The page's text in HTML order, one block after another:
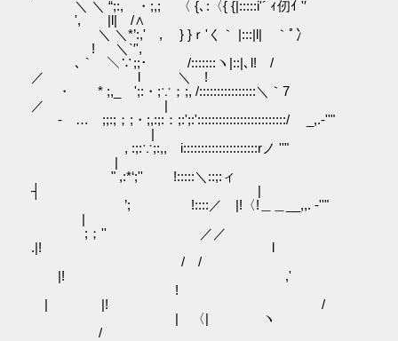
＼ ＼ “;:, ・;,; 〈 {､:〈{ {|:::::i'´ ｨ仞ｲ '′
', |l| /∧
＼ ＼*’:,' , } }ｒ'く｀ |:::|l| ｀ﾟ冫
! ＼`′',
､ ` ＼∵;;･ /:::::::ヽ|::|､l! /
／ l ＼ !
・ * ;,_ ';:・;∵；;, /::::::::::::::::＼｀7
／ |
‐ … ;;:;；;・;,:;:：;:';:':::::::::::::::::::::::::/ _,.-''"
|
, :;:∵;:,, i:::::::::::::::::::::rノ ''"
|
" ,:*‘;'' !:::::＼::;:ィ
┤ |
’; !::::／ |!〈!＿＿__,,. ‐''"
|
;；'' ／／
.|! l
/ /
|! ,'
!
| |! /
| 〈| ヽ
/